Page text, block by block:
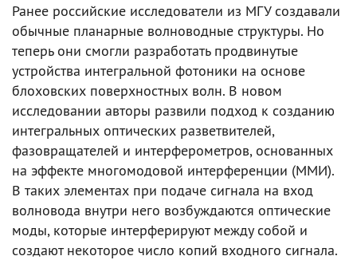
Ранее российские исследователи из МГУ создавали
обычные планарные волноводные структуры. Но
теперь они смогли разработать продвинутые
устройства интегральной фотоники на основе
блоховских поверхностных волн. В новом
исследовании авторы развили подход к созданию
интегральных оптических разветвителей,
фазовращателей и интерферометров, основанных
на эффекте многомодовой интерференции (ММИ).
В таких элементах при подаче сигнала на вход
волновода внутри него возбуждаются оптические
моды, которые интерферируют между собой и
создают некоторое число копий входного сигнала.